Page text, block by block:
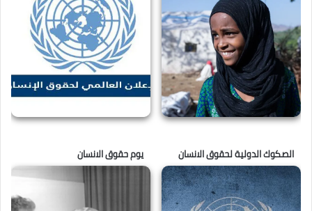
الصكوك الدولية لحقوق الانسان يوم حقوق الانسان